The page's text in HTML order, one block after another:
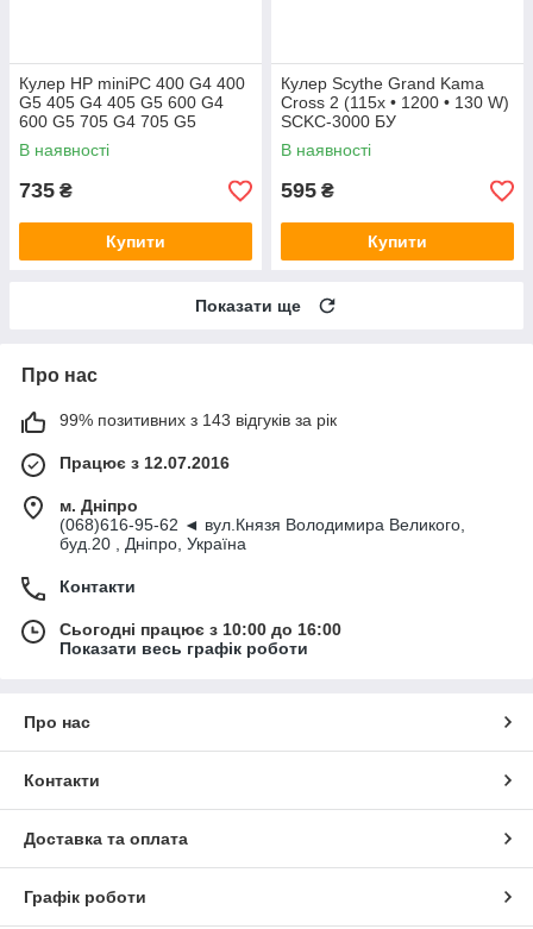
Кулер HP miniPC 400 G4 400
G5 405 G4 405 G5 600 G4
600 G5 705 G4 705 G5
(L19561-001)
В наявності
735 ₴
Купити
Кулер Scythe Grand Kama
Cross 2 (115x • 1200 • 130 W)
SCKC-3000 БУ
В наявності
595 ₴
Купити
Показати ще
Про нас
99% позитивних з 143 відгуків за рік
Працює з 12.07.2016
м. Дніпро
(068)616-95-62 ◄ вул.Князя Володимира Великого,
буд.20 , Дніпро, Україна
Контакти
Сьогодні працює з 10:00 до 16:00
Показати весь графік роботи
Про нас
Контакти
Доставка та оплата
Графік роботи